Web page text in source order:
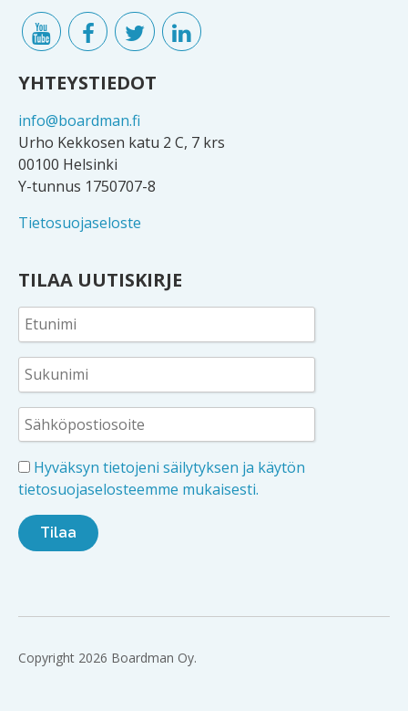
YHTEYSTIEDOT
info@boardman.fi
Urho Kekkosen katu 2 C, 7 krs
00100 Helsinki
Y-tunnus 1750707-8
Tietosuojaseloste
TILAA UUTISKIRJE
Hyväksyn tietojeni säilytyksen ja käytön
tietosuojaselosteemme mukaisesti.
Copyright 2026 Boardman Oy.